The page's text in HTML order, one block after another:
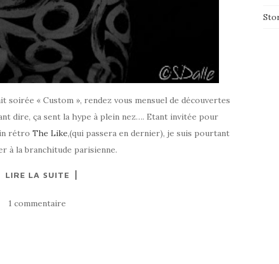
soirée « Custom », rendez vous mensuel de découvertes
dire, ça sent la hype à plein nez…. Etant invitée pour
rétro The Like,(qui passera en dernier), je suis pourtant
à la branchitude parisienne.
LIRE LA SUITE
1 commentaire